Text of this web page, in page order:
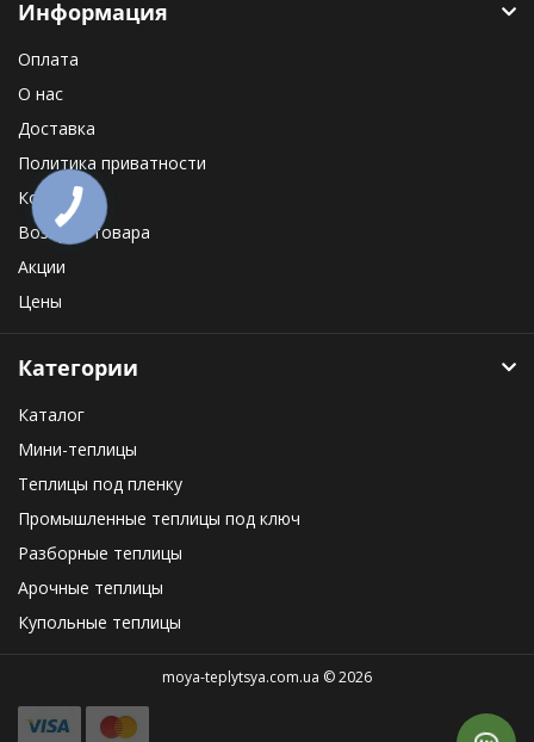
Информация
Оплата
О нас
Доставка
Политика приватности
Контакты
Возврат товара
Акции
Цены
Категории
Каталог
Мини-теплицы
Теплицы под пленку
Промышленные теплицы под ключ
Разборные теплицы
Арочные теплицы
Купольные теплицы
moya-teplytsya.com.ua © 2026